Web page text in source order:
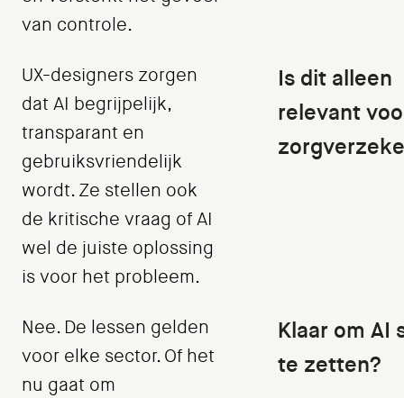
van controle.
UX-designers zorgen
dat AI begrijpelijk,
transparant en
gebruiksvriendelijk
wordt. Ze stellen ook
de kritische vraag of AI
wel de juiste oplossing
is voor het probleem.
Is dit alleen
relevant
Nee. De lessen gelden
voor elke sector. Of het
nu gaat om
Klaar om AI
te zetten?